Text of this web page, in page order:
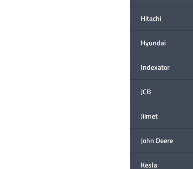
Hitachi
Hyundai
Indexator
JCB
Jiimet
John Deere
Kesla